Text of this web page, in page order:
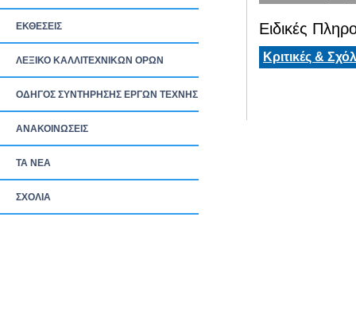
ΕΚΘΕΣΕΙΣ
ΛΕΞΙΚΟ ΚΑΛΛΙΤΕΧΝΙΚΩΝ ΟΡΩΝ
ΟΔΗΓΟΣ ΣΥΝΤΗΡΗΣΗΣ ΕΡΓΩΝ ΤΕΧΝΗΣ
ΑΝΑΚΟΙΝΩΣΕΙΣ
ΤΑ ΝEΑ
ΣΧΟΛΙΑ
Ειδικές
Κριτικές &